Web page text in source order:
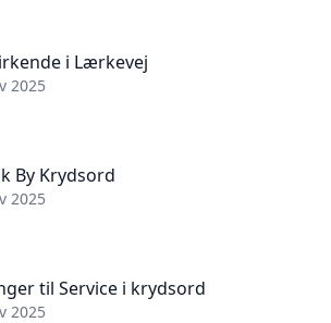
i Lærkevej
2025
By Krydsord
2025
til Service i krydsord
2025